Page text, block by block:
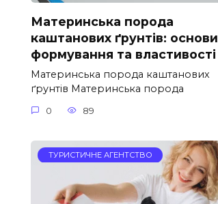
Материнська порода
каштанових ґрунтів: основи
формування та властивості
Материнська порода каштанових
ґрунтів Материнська порода
0 89
ТУРИСТИЧНЕ АГЕНТСТВО